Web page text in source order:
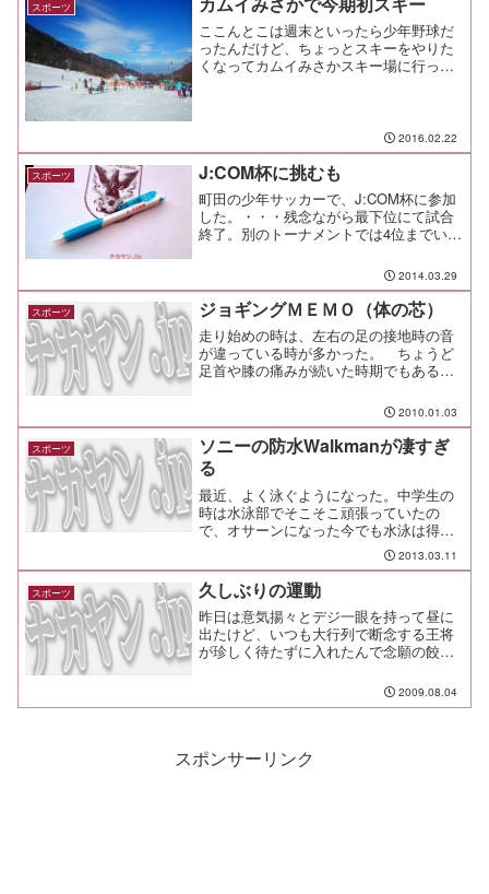
も多いから明るさも...
スポーツ
ここんとこは週末といったら少年野球だ
ったんだけど、ちょっとスキーをやりた
くなってカムイみさかスキー場に行って
2016.02.22
スポーツ J:COM杯に挑むも
町田の少年サッカーで、J:COM杯に参加
した。・・・残念ながら最下位にて試合
終了。別のトーナメントでは4位までいっ
は集中力や気分を維持するのが難しいも
のだと痛感したよ。それにしても、
J:COM杯って日本全...
2014.03.29
スポーツ ジョギングＭＥＭＯ（体の芯）
走り始めの時は、左右の足の接地時の音
が違っている時が多かった。 ちょうど
足首や膝の痛みが続いた時期でもあるん
の悪さにあるんじゃないだろうか？走り
ながら足の運びに注意していると、左右
の足の接地するタイミング...
2010.01.03
スポーツ
ソニーの防水Walkmanが凄すぎ
る
最近、よく泳ぐようになった。中学生の
時は水泳部でそこそこ頑張っていたの
で、オサーンになった今でも水泳は得意
だし、やっぱり大好きだ。そんなオレが
待ち望んだ製品が出た。ヘッドホン一体
型のソニーのWalkmanなんだが、な、
な、なんと、防水仕様で...
2013.03.11
スポーツ 久しぶりの運動
昨日は意気揚々とデジ一眼を持って昼に
出たけど、いつも大行列で断念する王将
が珍しく待たずに入れたんで念願の餃子
としてて餡はジューシーな餃子に喜び勇
んでシャッターを切ろうとしたら、実は
2009.08.04
スポンサーリンク